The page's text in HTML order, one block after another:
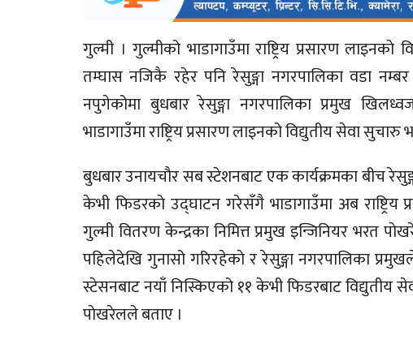
गुल्मी । गुल्मीको भाडागाउँमा राष्ट्रिय प्रसारण
तम्घास नजिकै रहेर पनि रेसुङ्गा नगरपालिका वडा नम्बर
नपुगेकोमा बुधबार रेसुङ्गा नगरपालिका प्रमुख
भाडागाउँमा राष्ट्रिय प्रसारण लाइनको विद्युतीय सेवा सुचारु
बुधबार उनायचाैर सब स्टेशनबाट एक कार्यक्रमका बीच
केभी फिडरकाे उद्घाटन गरेसँगै भाडागाउँमा अब राष्ट्रिय
गुल्मी वितरण केन्द्रका निमित्त प्रमुख इन्जिनियर भरत
पहिलेदेखि गुनासो गरिरहेकाे र रेसुङ्गा नगरपालिका
स्टेसनबाट नयाँ निस्किएको ११ केभी फिडरबाट विद्युतीय
पाेखरेलले बताए ।